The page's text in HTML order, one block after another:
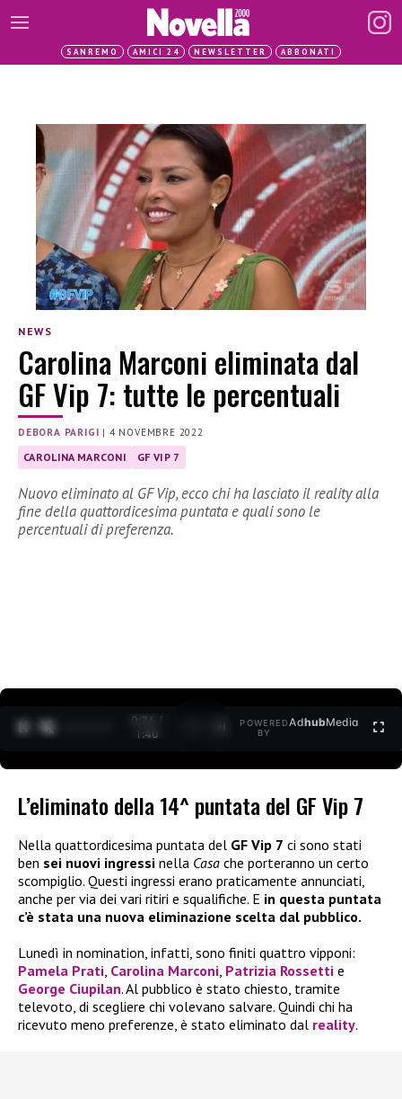
SANREMO AMICI 24 NEWSLETTER ABBONATI
NEWS
Carolina Marconi eliminata dal
GF Vip 7: tutte le percentuali
DEBORA PARIGI | 4 NOVEMBRE 2022
CAROLINA MARCONI GF VIP 7
Nuovo eliminato al GF Vip, ecco chi ha lasciato il reality alla
fine della quattordicesima puntata e quali sono le
percentuali di preferenza.
0:28 /
1:40
POWERED
BY
AdhubMedia
L’eliminato della 14^ puntata del GF Vip 7
Nella quattordicesima puntata del GF Vip 7 ci sono stati
ben sei nuovi ingressi nella Casa che porteranno un certo
scompiglio. Questi ingressi erano praticamente annunciati,
anche per via dei vari ritiri e squalifiche. E in questa puntata
c’è stata una nuova eliminazione scelta dal pubblico.
Lunedì in nomination, infatti, sono finiti quattro vipponi:
Pamela Prati, Carolina Marconi, Patrizia Rossetti e
George Ciupilan. Al pubblico è stato chiesto, tramite
televoto, di scegliere chi volevano salvare. Quindi chi ha
ricevuto meno preferenze, è stato eliminato dal reality.